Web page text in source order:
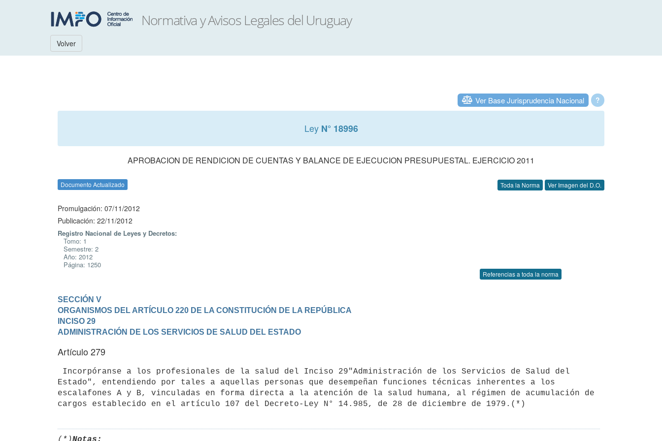
Volver
?
Ver Base Jurisprudencia Nacional
Ley N° 18996
APROBACION DE RENDICION DE CUENTAS Y BALANCE DE EJECUCION PRESUPUESTAL. EJERCICIO 2011
Documento Actualizado Toda la Norma Ver Imagen del D.O.
Promulgación: 07/11/2012
Publicación: 22/11/2012
Registro Nacional de Leyes y Decretos:
Tomo: 1
Semestre: 2
Año: 2012
Página: 1250
Referencias a toda la norma
SECCIÓN V
ORGANISMOS DEL ARTÍCULO 220 DE LA CONSTITUCIÓN DE LA REPÚBLICA
INCISO 29
ADMINISTRACIÓN DE LOS SERVICIOS DE SALUD DEL ESTADO
Artículo 279
Estado", entendiendo por tales a aquellas personas que desempeñan funciones técnicas inherentes a los
escalafones A y B, vinculadas en forma directa a la atención de la salud humana, al régimen de acumulación de